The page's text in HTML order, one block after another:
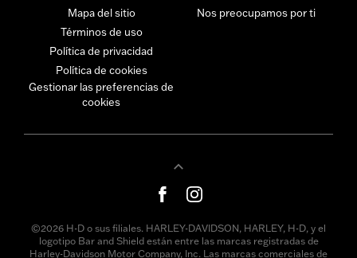
Mapa del sitio
Términos de uso
Política de privacidad
Política de cookies
Gestionar las preferencias de
cookies
Nos preocupamos por ti
©2026 H-D o sus filiales. HARLEY-DAVIDSON, HARLEY, H-D, y el
logotipo Bar and Shield están entre las marcas registradas de
Harley-Davidson Motor Company, Inc. Las marcas comerciales de